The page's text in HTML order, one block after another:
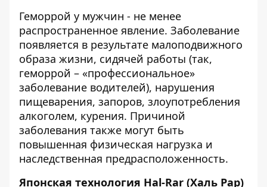
Геморрой у мужчин - не менее
распространенное явление. Заболевание
появляется в результате малоподвижного
образа жизни, сидячей работы (так,
геморрой – «профессиональное»
заболевание водителей), нарушения
пищеварения, запоров, злоупотребления
алкоголем, курения. Причиной
заболевания также могут быть
повышенная физическая нагрузка и
наследственная предрасположенность.
Японская технология Hal-Rar (Халь Рар)